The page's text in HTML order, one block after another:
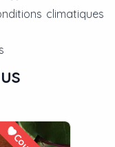
climatiques